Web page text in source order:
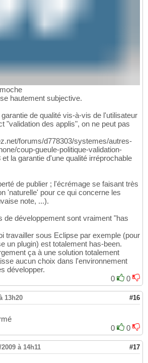
hautement subjective.
de qualité vis-à-vis de l'utilisateur
"validation des applis", on ne peut pas
forums/d778303/systemes/autres-
coup-gueule-politique-validation-
la garantie d'une qualité irréprochable
de publier ; l'écrémage se faisant très
'naturelle' pour ce qui concerne les
note, ...).
de développement sont vraiment "has
travailler sous Eclipse par exemple (pour
un plugin) est totalement has-been.
ça à une solution totalement
aucun choix dans l'environnement
développer.
0
0
13h20 #16
0
0
2009 à 14h11 #17